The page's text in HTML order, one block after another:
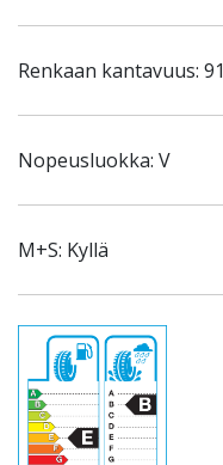
Renkaan kantavuus: 91
Nopeusluokka: V
M+S: Kyllä